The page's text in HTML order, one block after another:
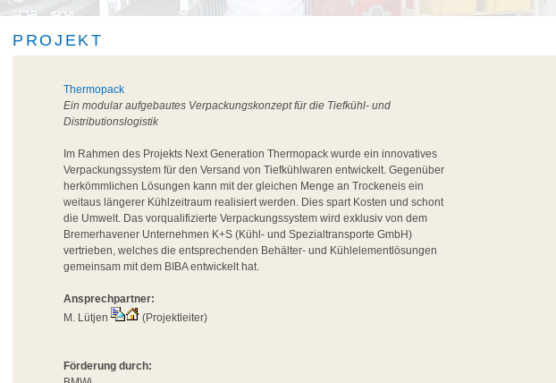
PROJEKT
Thermopack
Ein modular aufgebautes Verpackungskonzept für die Tiefkühl- und
Distributionslogistik
Im Rahmen des Projekts Next Generation Thermopack wurde ein innovatives
Verpackungssystem für den Versand von Tiefkühlwaren entwickelt. Gegenüber
herkömmlichen Lösungen kann mit der gleichen Menge an Trockeneis ein
weitaus längerer Kühlzeitraum realisiert werden. Dies spart Kosten und schont
die Umwelt. Das vorqualifizierte Verpackungssystem wird exklusiv von dem
Bremerhavener Unternehmen K+S (Kühl- und Spezialtransporte GmbH)
vertrieben, welches die entsprechenden Behälter- und Kühlelementlösungen
gemeinsam mit dem BIBA entwickelt hat.
Ansprechpartner:
M. Lütjen
(Projektleiter)
Förderung durch: